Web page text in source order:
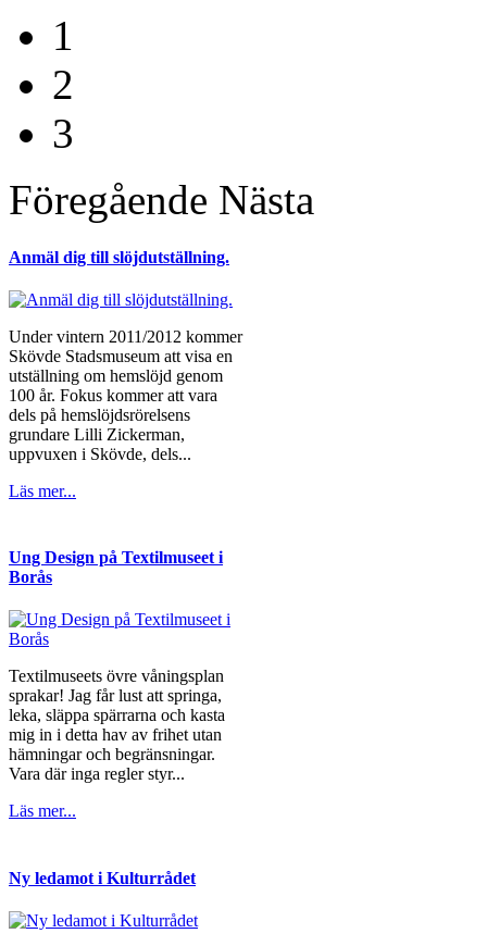
1
2
3
Föregående Nästa
Anmäl dig till slöjdutställning.
Under vintern 2011/2012 kommer
Skövde Stadsmuseum att visa en
utställning om hemslöjd genom
100 år. Fokus kommer att vara
dels på hemslöjdsrörelsens
grundare Lilli Zickerman,
uppvuxen i Skövde, dels...
Läs mer...
Ung Design på Textilmuseet i
Borås
Textilmuseets övre våningsplan
sprakar! Jag får lust att springa,
leka, släppa spärrarna och kasta
mig in i detta hav av frihet utan
hämningar och begränsningar.
Vara där inga regler styr...
Läs mer...
Ny ledamot i Kulturrådet